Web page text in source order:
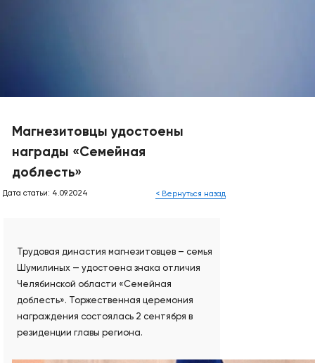
< Вернуться назад
Дата статьи: 4.09.2024
Трудовая династия магнезитовцев – семья
Шумилиных — удостоена знака отличия
Челябинской области «Семейная
доблесть». Торжественная церемония
награждения состоялась 2 сентября в
резиденции главы региона.
Магнезитовцы удостоены
награды «Семейная
доблесть»